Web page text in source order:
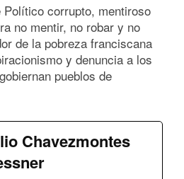
Político corrupto, mentiroso
no mentir, no robar y no
de la pobreza franciscana
y denuncia a los
pueblos de
Chavezmontes